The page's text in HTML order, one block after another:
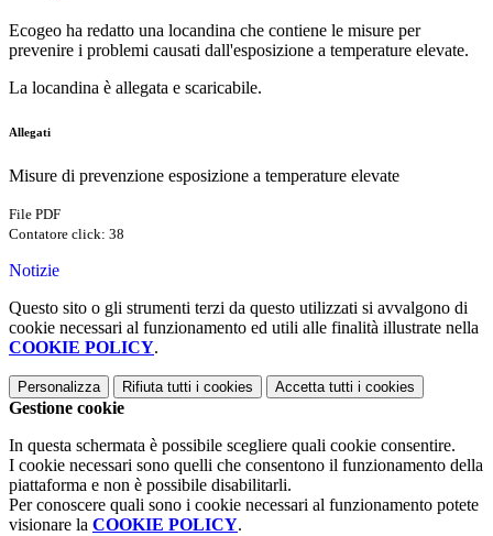
Ecogeo ha redatto una locandina che contiene le misure per
prevenire i problemi causati dall'esposizione a temperature elevate.
La locandina è allegata e scaricabile.
Allegati
Misure di prevenzione esposizione a temperature elevate
File PDF
Contatore click: 38
Notizie
Questo sito o gli strumenti terzi da questo utilizzati si avvalgono di
cookie necessari al funzionamento ed utili alle finalità illustrate nella
COOKIE POLICY.
Personalizza Rifiuta tutti i cookies Accetta tutti i cookies
Gestione cookie
In questa schermata è possibile scegliere quali cookie consentire.
I cookie necessari sono quelli che consentono il funzionamento della
piattaforma e non è possibile disabilitarli.
Per conoscere quali sono i cookie necessari al funzionamento potete
visionare la COOKIE POLICY.